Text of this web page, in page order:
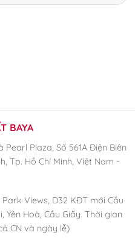
BAYA
Plaza, Số 561A Điện Biên
Tp. Hồ Chí Minh, Việt Nam -
Park Views, D32 KĐT mới Cầu
Yên Hoà, Cầu Giấy. Thời gian
CN và ngày lễ)